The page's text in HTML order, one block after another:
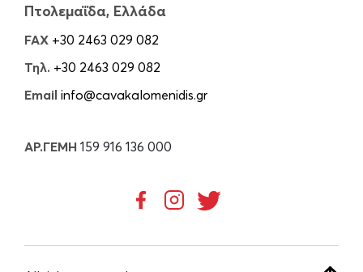
Πτολεμαΐδα, Ελλάδα
FAX +30 2463 029 082
Τηλ. +30 2463 029 082
Email info@cavakalomenidis.gr
ΑΡ.ΓΕΜΗ 159 916 136 000